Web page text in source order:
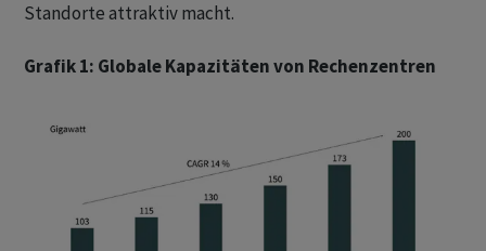
Standorte attraktiv macht.
Grafik 1: Globale Kapazitäten von Rechenzentren